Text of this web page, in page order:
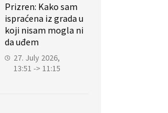
Prizren: Kako sam
ispraćena iz grada u
koji nisam mogla ni
da uđem
27. July 2026,
13:51 -> 11:15